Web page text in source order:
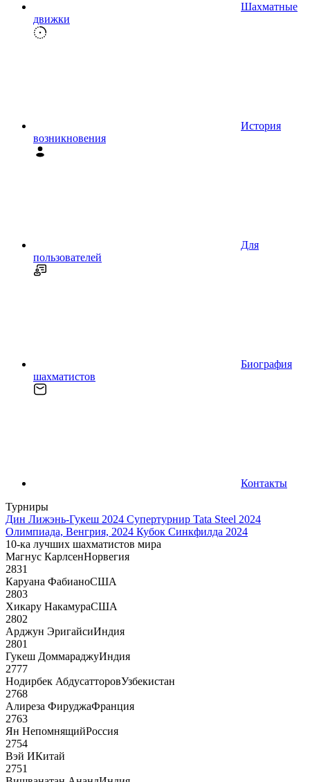
Шахматные
движки
История
возникновения
Для
пользователей
Биография
шахматистов
Контакты
Турниры
Дин Лижэнь-Гукеш 2024 Супертурнир Tata Steel 2024
Олимпиада, Венгрия, 2024 Кубок Синкфилда 2024
10-ка лучших шахматистов мира
Магнус КарлсенНорвегия
2831
Каруана ФабианоСША
2803
Хикару НакамураСША
2802
Арджун ЭригайсиИндия
2801
Гукеш ДоммараджуИндия
2777
Нодирбек АбдусатторовУзбекистан
2768
Алиреза ФируджаФранция
2763
Ян НепомнящийРоссия
2754
Вэй ИКитай
2751